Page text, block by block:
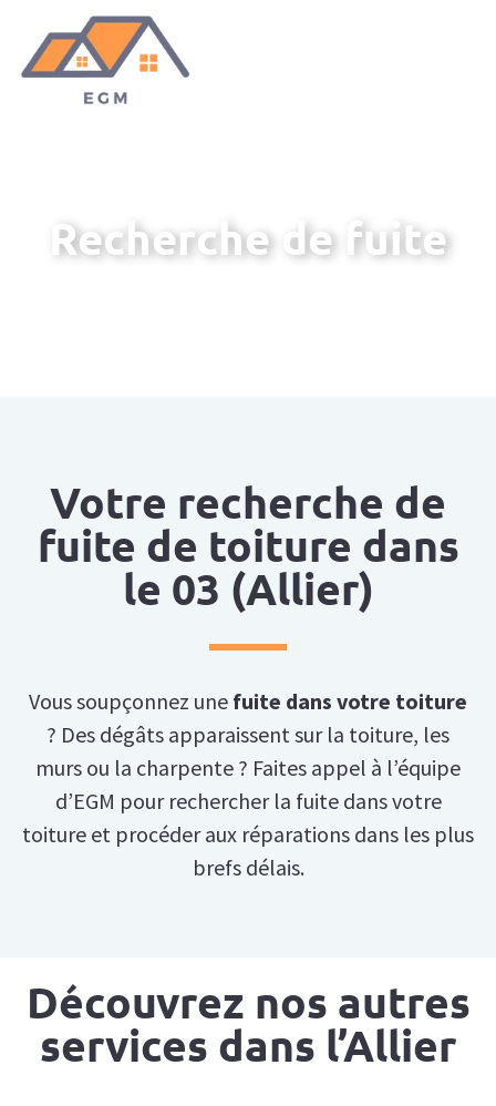
Recherche de fuite
Votre recherche de
fuite de toiture dans
le 03 (Allier)
Vous soupçonnez une fuite dans votre toiture
? Des dégâts apparaissent sur la toiture, les
murs ou la charpente ? Faites appel à l’équipe
d’EGM pour rechercher la fuite dans votre
toiture et procéder aux réparations dans les plus
brefs délais.
Découvrez nos autres
services dans l’Allier